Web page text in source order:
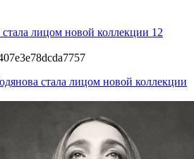
лицом новой коллекции 12
стала лицом новой коллекции